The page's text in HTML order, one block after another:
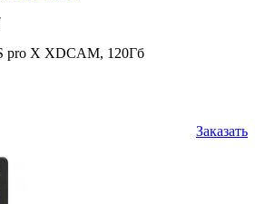
pro X XDCAM, 120Гб
Заказать